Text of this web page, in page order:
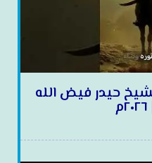
حيدر فيض الله